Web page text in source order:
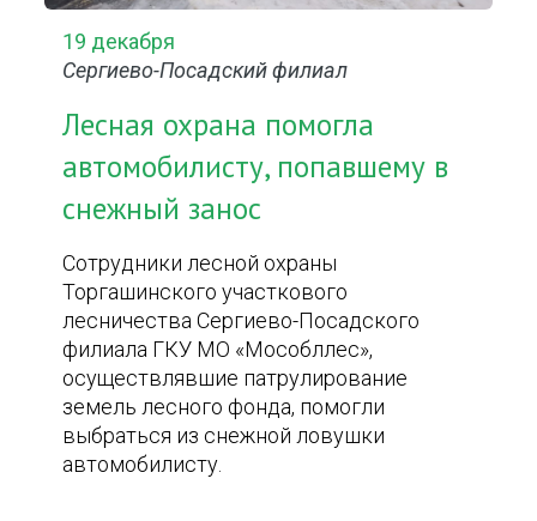
19 декабря
Сергиево-Посадский филиал
Лесная охрана помогла
автомобилисту, попавшему в
снежный занос
Сотрудники лесной охраны
Торгашинского участкового
лесничества Сергиево-Посадского
филиала ГКУ МО «Мособллес»,
осуществлявшие патрулирование
земель лесного фонда, помогли
выбраться из снежной ловушки
автомобилисту.